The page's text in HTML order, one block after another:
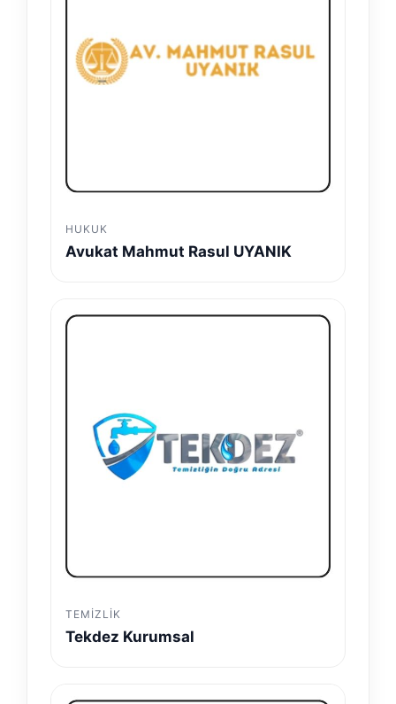
HUKUK
Avukat Mahmut Rasul UYANIK
TEMIZLIK
Tekdez Kurumsal